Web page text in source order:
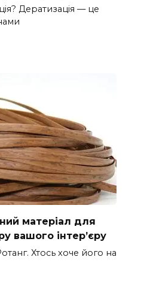
Дератизація — це
матеріал для
вашого інтер’єру
Хтось хоче його на